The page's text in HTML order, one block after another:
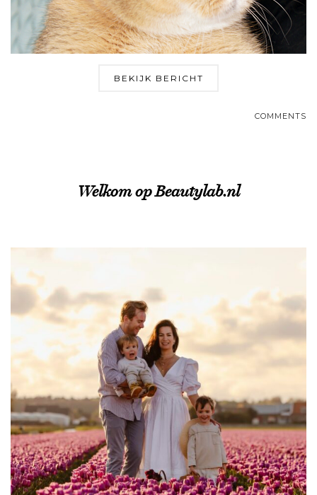
BEKIJK BERICHT
COMMENTS
Welkom op Beautylab.nl